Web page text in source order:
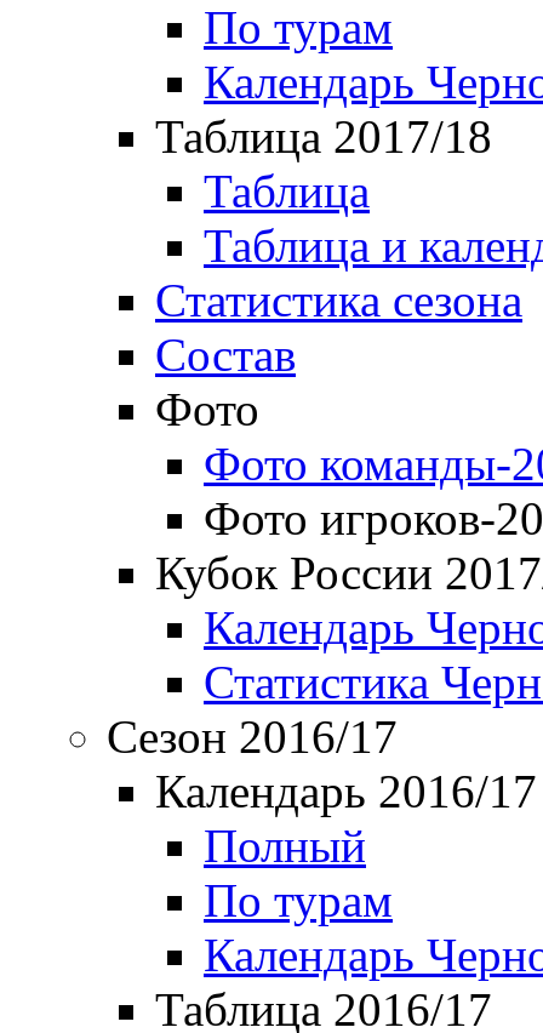
По турам
Календарь
Таблица 2017/18
Таблица
Таблица и
Статистика сезона
Состав
Фото
Фото команды-
Фото игроков-
Кубок России
Календарь
Статистика
Сезон 2016/17
Календарь 2016/17
Полный
По турам
Календарь
Таблица 2016/17